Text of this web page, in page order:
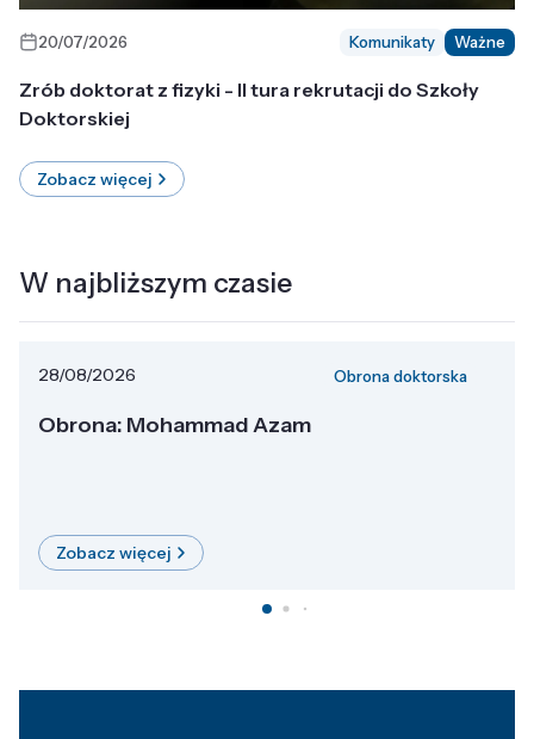
20/07/2026 Komunikaty Ważne
Zrób doktorat z fizyki - II tura rekrutacji do Szkoły
Doktorskiej
Zobacz więcej
W najbliższym czasie
28/08/2026 Obrona doktorska
Obrona: Mohammad Azam
Zobacz więcej